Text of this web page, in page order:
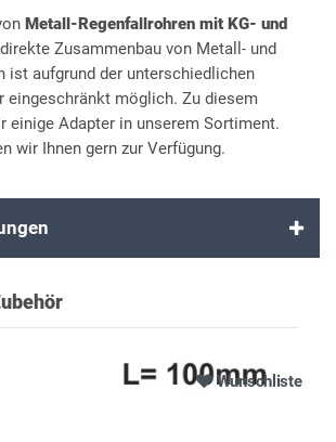
Metall-Regenfallrohren mit KG- und
Zusammenbau von Metall- und
ist aufgrund der unterschiedlichen
eingeschränkt möglich. Zu diesem
einige Adapter in unserem Sortiment.
wir Ihnen gern zur Verfügung.
Wunschliste